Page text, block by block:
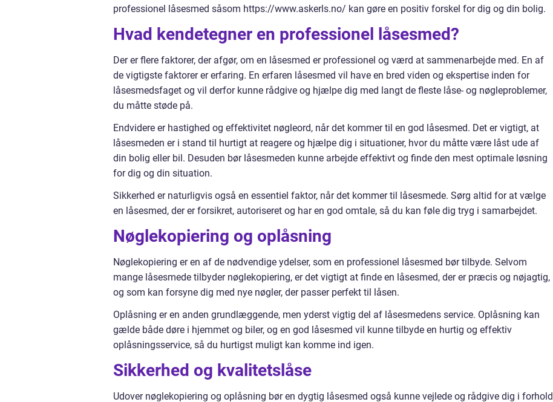
professionel låsesmed såsom https://www.askerls.no/ kan gøre en positiv forskel for dig og din bolig.
Hvad kendetegner en professionel låsesmed?
Der er flere faktorer, der afgør, om en låsesmed er professionel og værd at sammenarbejde med. En af
de vigtigste faktorer er erfaring. En erfaren låsesmed vil have en bred viden og ekspertise inden for
låsesmedsfaget og vil derfor kunne rådgive og hjælpe dig med langt de fleste låse- og nøgleproblemer,
du måtte støde på.
Endvidere er hastighed og effektivitet nøgleord, når det kommer til en god låsesmed. Det er vigtigt, at
låsesmeden er i stand til hurtigt at reagere og hjælpe dig i situationer, hvor du måtte være låst ude af
din bolig eller bil. Desuden bør låsesmeden kunne arbejde effektivt og finde den mest optimale løsning
for dig og din situation.
Sikkerhed er naturligvis også en essentiel faktor, når det kommer til låsesmede. Sørg altid for at vælge
en låsesmed, der er forsikret, autoriseret og har en god omtale, så du kan føle dig tryg i samarbejdet.
Nøglekopiering og oplåsning
Nøglekopiering er en af de nødvendige ydelser, som en professionel låsesmed bør tilbyde. Selvom
mange låsesmede tilbyder nøglekopiering, er det vigtigt at finde en låsesmed, der er præcis og nøjagtig,
og som kan forsyne dig med nye nøgler, der passer perfekt til låsen.
Oplåsning er en anden grundlæggende, men yderst vigtig del af låsesmedens service. Oplåsning kan
gælde både døre i hjemmet og biler, og en god låsesmed vil kunne tilbyde en hurtig og effektiv
oplåsningsservice, så du hurtigst muligt kan komme ind igen.
Sikkerhed og kvalitetslåse
Udover nøglekopiering og oplåsning bør en dygtig låsesmed også kunne vejlede og rådgive dig i forhold